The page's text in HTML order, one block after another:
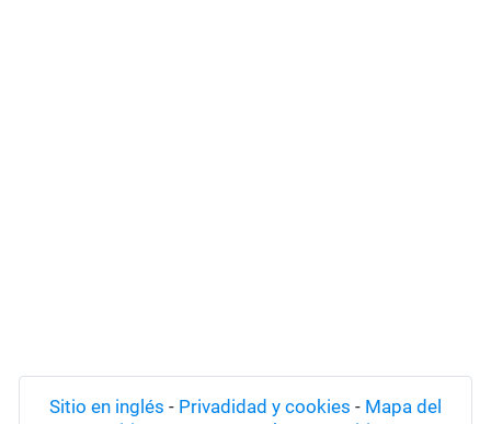
Sitio en inglés - Privadidad y cookies - Mapa del